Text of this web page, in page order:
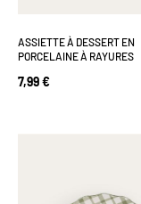
ASSIETTE À DESSERT EN
PORCELAINE À RAYURES
7,99 €